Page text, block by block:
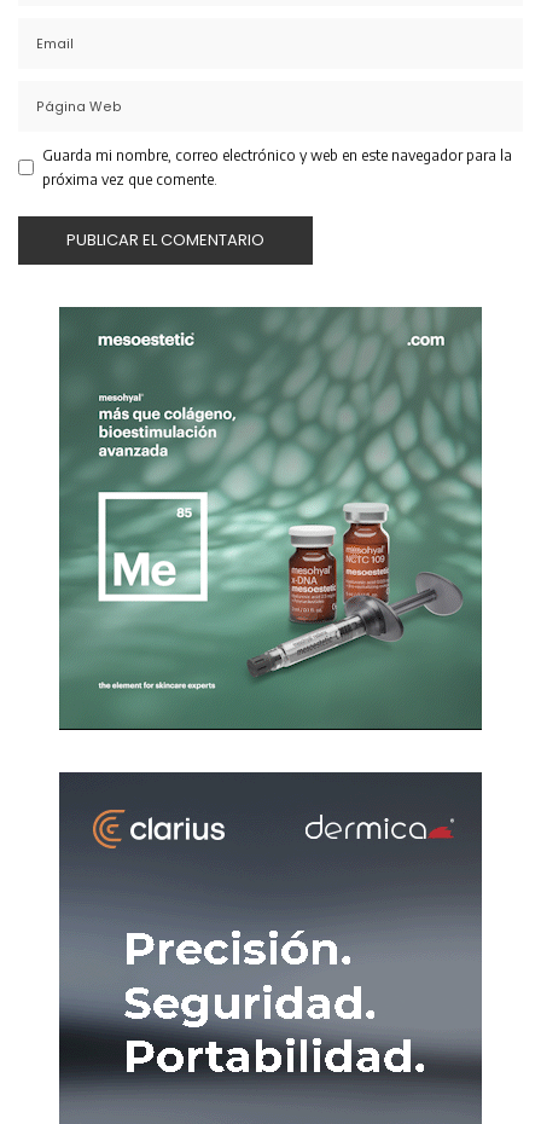
Guarda mi nombre, correo electrónico y web en este navegador para la
próxima vez que comente.